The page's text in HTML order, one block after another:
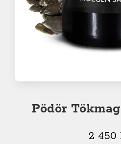
Pödör
2 450